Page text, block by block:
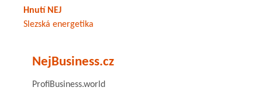
Hnutí NEJ
Slezská energetika
NejBusiness.cz
ProfiBusiness.world